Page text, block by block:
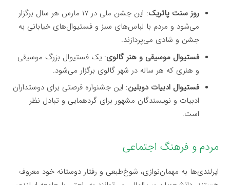
روز سنت پاتریک
: این جشن ملی در ۱۷ مارس هر سال برگزار
می‌شود و مردم با لباس‌های سبز و فستیوال‌های خیابانی به
جشن و شادی می‌پردازند.
فستیوال موسیقی و هنر گالوی: یک فستیوال بزرگ موسیقی
و هنری که هر ساله در شهر گالوی برگزار می‌شود.
فستیوال ادبیات دوبلین: این جشنواره فرصتی برای دوستداران
ادبیات و نویسندگان مشهور برای گردهمایی و تبادل نظر
است.
مردم و فرهنگ اجتماعی
ایرلندی‌ها به مهمان‌نوازی، شوخ‌طبعی و رفتار دوستانه خود معروف